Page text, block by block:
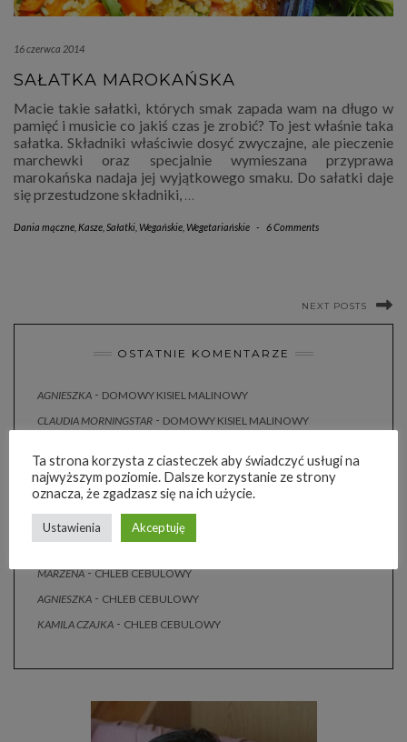
16 czerwca 2014
SAŁATKA MAROKAŃSKA
Macie takie sałatki, których smak zapada wam na długo w
pamięć i musicie co jakiś czas je zrobić? To jest właśnie taka
sałatka. Składniki właściwie dosyć zwyczajne, ale pieczenie
marchewki oraz specjalnie wymieszana przyprawa
marokańska nadaja jej wyjątkowego smaku. Do sałatki daje
się przestudzone składniki, …
Dania mączne Kasze Sałatki Wegańskie Wegetariańskie - 6 Comments
NEXT POSTS
OSTATNIE KOMENTARZE
AGNIESZKA - DOMOWY KISIEL MALINOWY
CLAUDIA MORNINGSTAR - DOMOWY KISIEL MALINOWY
Marta-SOS Z KUREK
AGNIESZKA- SURÓWKA Z KAPUSTY JAK U CHIŃCZYKA
Marta-SURÓWKA Z KAPUSTY JAK U CHIŃCZYKA
MARZENA-CHLEB CEBULOWY
AGNIESZKA - CHLEB CEBULOWY
KAMILA CZAJKA - CHLEB CEBULOWY
Ta strona korzysta z ciasteczek aby świadczyć usługi na
najwyższym poziomie. Dalsze korzystanie ze strony
oznacza, że zgadzasz się na ich użycie.
Ustawienia Akceptuję